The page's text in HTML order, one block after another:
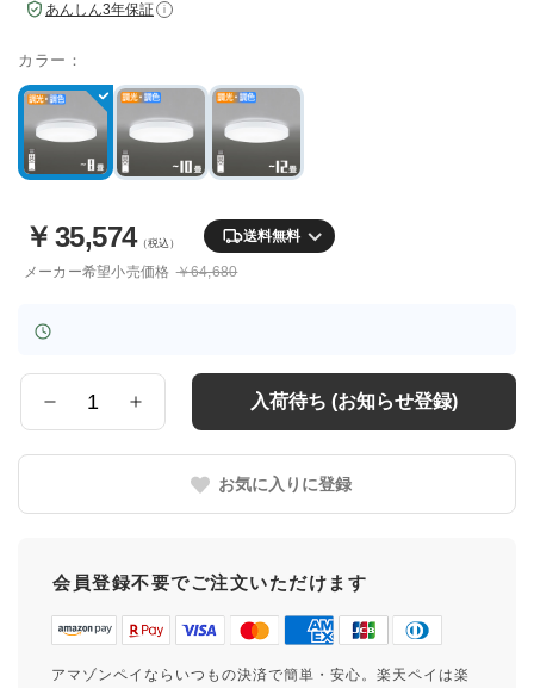
あんしん3年保証 i
カラー：
￥ 35,574（税込） 送料無料
メーカー希望小売価格 ￥64,680
量
入荷待ち (お知らせ登録)
お気に入りに登録
会員登録不要でご注文いただけます
アマゾンペイならいつもの決済で簡単・安心。楽天ペイは楽